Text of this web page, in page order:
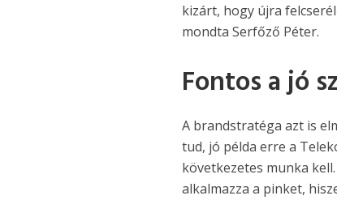
kizárt, hogy újra
mondta Serfőző Péter.
Fontos a jó
A brandstratéga azt is
tud, jó példa erre a
következetes munka
alkalmazza a pinket,